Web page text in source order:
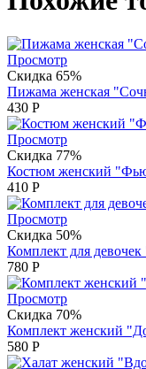
Просмотр
Скидка 65%
Пижама женская
430 Р
Просмотр
Скидка 77%
Костюм женский
410 Р
Просмотр
Скидка 50%
Комплект для
780 Р
Просмотр
Скидка 70%
Комплект женский
580 Р